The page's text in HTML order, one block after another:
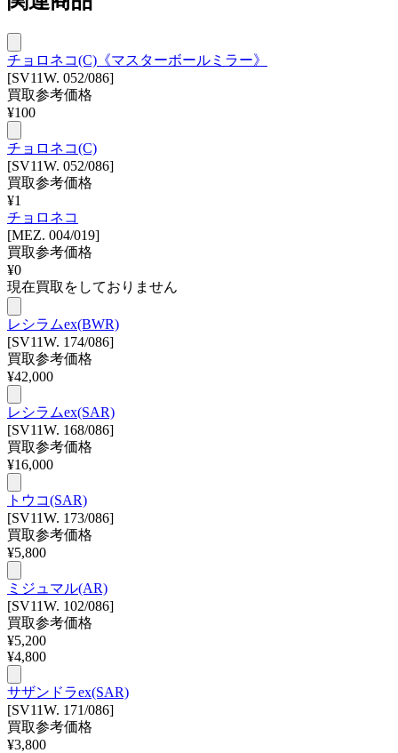
チョロネコ(C)《マスターボールミラー》
[SV11W. 052/086]
買取参考価格
¥100
チョロネコ(C)
[SV11W. 052/086]
買取参考価格
¥1
チョロネコ
[MEZ. 004/019]
買取参考価格
¥0
現在買取をしておりません
レシラムex(BWR)
[SV11W. 174/086]
買取参考価格
¥42,000
レシラムex(SAR)
[SV11W. 168/086]
買取参考価格
¥16,000
トウコ(SAR)
[SV11W. 173/086]
買取参考価格
¥5,800
ミジュマル(AR)
[SV11W. 102/086]
買取参考価格
¥5,200
¥4,800
サザンドラex(SAR)
[SV11W. 171/086]
買取参考価格
¥3,800